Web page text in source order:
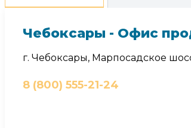
Чебоксары - Офис
г. Чебоксары, Марпосадское
8 (800) 555-21-24